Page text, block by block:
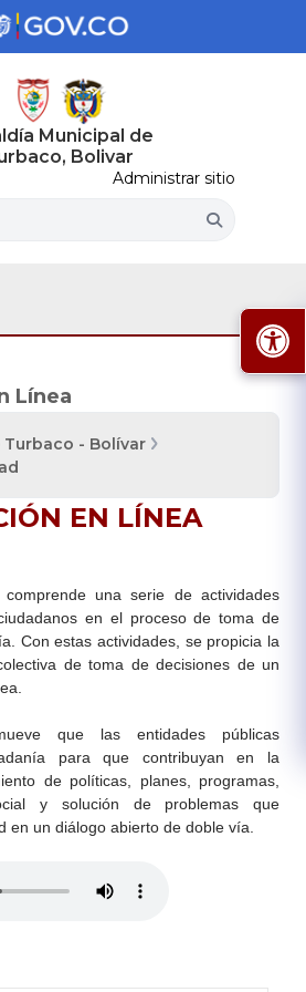
Municipal de
Bolivar
Administrar sitio
Línea
- Bolívar
EN LÍNEA​
una serie de actividades
en el proceso de toma de
Con estas actividades, se propicia la
de toma de decisiones de un
que las entidades públicas
para que contribuyan en la
de políticas, planes, programas,
y solución de problemas que
en un diálogo abierto de doble vía.​​